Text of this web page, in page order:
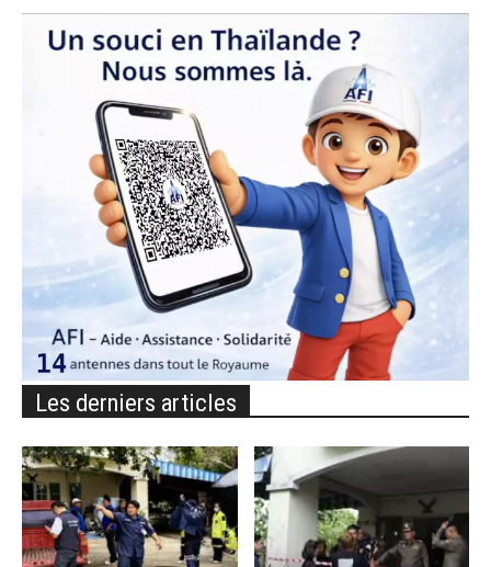
Les derniers articles